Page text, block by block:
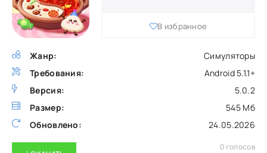
Жанр:
Симуляторы
Требования:
Android 5.1.1+
Версия:
5.0.2
Размер:
545 Мб
Обновлено:
24.05.2026
В избранное
0 голосов